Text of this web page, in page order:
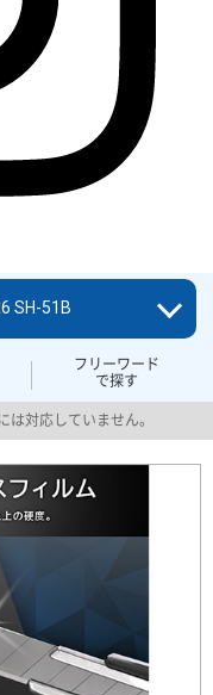
フリーワード
で探す
SH-51B
は対応していません。